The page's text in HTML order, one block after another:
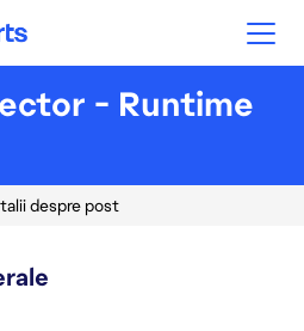
- Runtime
despre post